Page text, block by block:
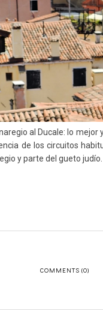
al Ducale: lo
de los circuitos
y parte del gueto judío.
COMMENTS (0)